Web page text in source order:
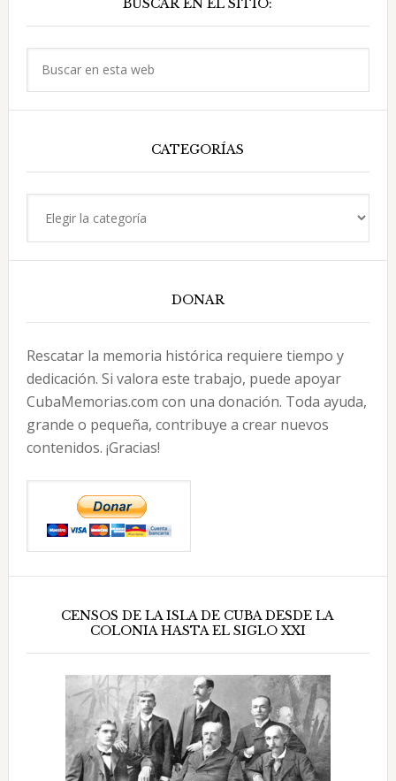
Arechabala
S.
A.
principal
BUSCAR EN EL SITIO:
CATEGORÍAS
DONAR
Rescatar la memoria histórica requiere tiempo y
dedicación. Si valora este trabajo, puede apoyar
CubaMemorias.com con una donación. Toda ayuda,
grande o pequeña, contribuye a crear nuevos
contenidos. ¡Gracias!
CENSOS DE LA ISLA DE CUBA DESDE LA
COLONIA HASTA EL SIGLO XXI